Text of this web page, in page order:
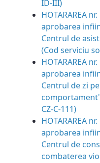
ID-III)
HOTARAREA
aprobarea
Centrul de
(Cod serviciu
HOTARAREA
aprobarea
Centrul de zi
CZ-C-111)
HOTARAREA
aprobarea
Centrul de
combaterea